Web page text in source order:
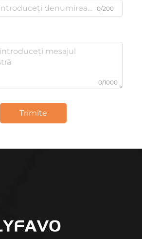
0/200
0/1000
Trimite